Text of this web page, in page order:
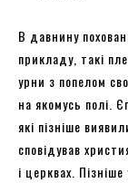
В давнину
прикладу, такі
урни з попелом
на якомусь полі.
які пізніше
сповідував
і церквах.